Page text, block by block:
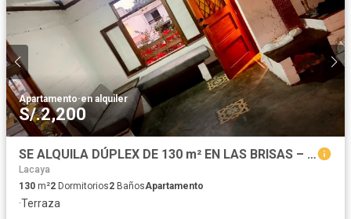
Apartamento·en alquiler
S/.2,200
SE ALQUILA DÚPLEX DE 130 m² EN LAS BRISAS – CHORRILLOS
Lacaya
130 m²2 Dormitorios2 BañosApartamento
·Terraza